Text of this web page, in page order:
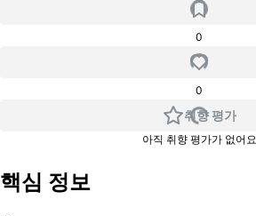
0
0
취향 평가
아직 취향 평가가 없어요
핵심 정보